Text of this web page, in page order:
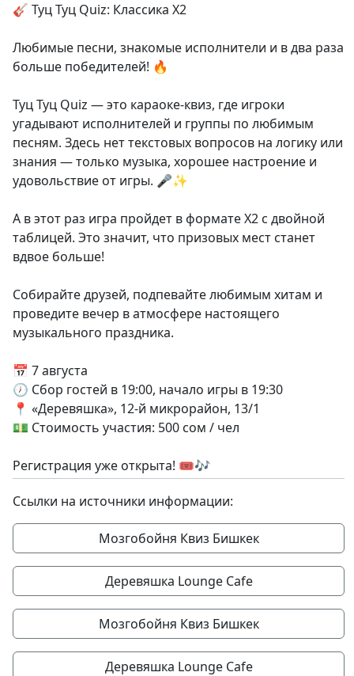
🎸 Туц Туц Quiz: Классика X2
Любимые песни, знакомые исполнители и в два раза
больше победителей! 🔥
Туц Туц Quiz — это караоке-квиз, где игроки
угадывают исполнителей и группы по любимым
песням. Здесь нет текстовых вопросов на логику или
знания — только музыка, хорошее настроение и
удовольствие от игры. 🎤✨
А в этот раз игра пройдет в формате X2 с двойной
таблицей. Это значит, что призовых мест станет
вдвое больше!
Собирайте друзей, подпевайте любимым хитам и
проведите вечер в атмосфере настоящего
музыкального праздника.
📅 7 августа
🕖 Сбор гостей в 19:00, начало игры в 19:30
📍 «Деревяшка», 12-й микрорайон, 13/1
💵 Стоимость участия: 500 сом / чел
Регистрация уже открыта! 🎟🎶
Ссылки на источники информации:
Мозгобойня Квиз Бишкек
Деревяшка Lounge Cafe
Мозгобойня Квиз Бишкек
Деревяшка Lounge Cafe